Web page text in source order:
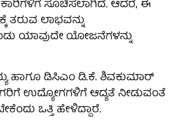
ಸೂಚಿಸಲಾಗಿದೆ. ಆದರೆ, ಈ
ತರುವ ಲಾಭವನ್ನು
ಯಾವುದೇ ಯೋಜನೆಗಳನ್ನು
ಹಾಗೂ ಡಿಸಿಎಂ ಡಿ.ಕೆ. ಶಿವಕುಮಾರ್
ಉದ್ಯೋಗಗಳಿಗೆ ಆದ್ಯತೆ ನೀಡುವಂತೆ
ಒತ್ತಿ ಹೇಳಿದ್ದಾರೆ.